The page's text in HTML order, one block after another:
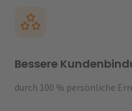
Bessere
durch 100 % persönliche